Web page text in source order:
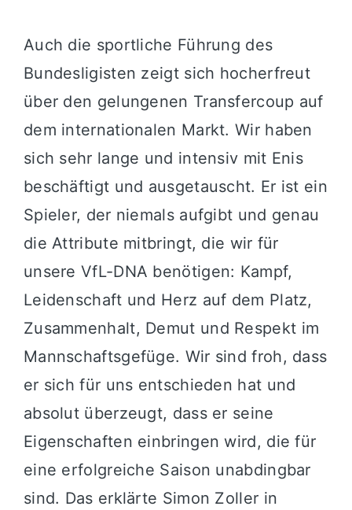
Auch die sportliche Führung des
Bundesligisten zeigt sich hocherfreut
über den gelungenen Transfercoup auf
dem internationalen Markt. Wir haben
sich sehr lange und intensiv mit Enis
beschäftigt und ausgetauscht. Er ist ein
Spieler, der niemals aufgibt und genau
die Attribute mitbringt, die wir für
unsere VfL-DNA benötigen: Kampf,
Leidenschaft und Herz auf dem Platz,
Zusammenhalt, Demut und Respekt im
Mannschaftsgefüge. Wir sind froh, dass
er sich für uns entschieden hat und
absolut überzeugt, dass er seine
Eigenschaften einbringen wird, die für
eine erfolgreiche Saison unabdingbar
sind. Das erklärte Simon Zoller in